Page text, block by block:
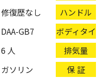
修復歴なし
ハンドル
DAA-GB7
ボディタイ
プ
6 人
排気量
ガソリン
保 証